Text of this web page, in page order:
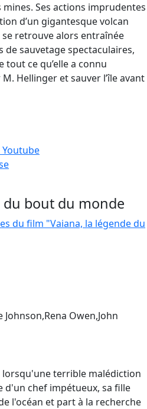
Ses actions imprudentes
d’un gigantesque volcan
se retrouve alors entraînée
de sauvetage spectaculaires,
ce qu’elle a connu
Hellinger et sauver l’île avant
du bout du monde
du film "Vaiana, la légende du
Johnson,Rena Owen,John
lorsqu'une terrible malédiction
d'un chef impétueux, sa fille
l'océan et part à la recherche